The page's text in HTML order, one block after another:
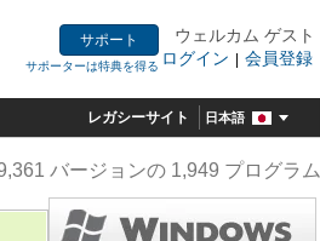
サポート
サポーターは特典を得る
ウェルカム ゲスト
ログイン | 会員登録
レガシーサイト 日本語
バージョンの 1,949 プログラム